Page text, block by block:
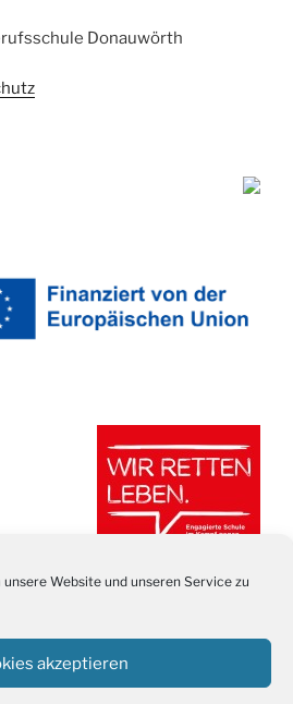
Website und unseren Service zu
akzeptieren
Donauwörth